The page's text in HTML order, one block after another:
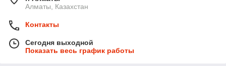
Алматы, Казахстан
Контакты
Сегодня выходной
Показать весь график работы